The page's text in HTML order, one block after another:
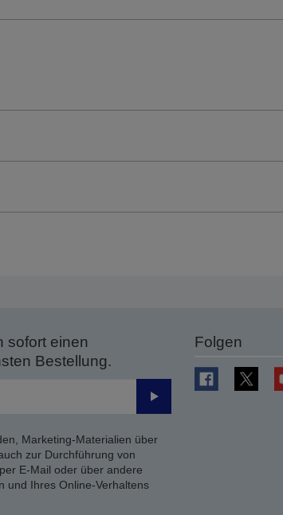
sofort einen
Bestellung.
Senden
Marketing-Materialien über
zur Durchführung von
E-Mail oder über andere
und Ihres Online-Verhaltens
Folgen